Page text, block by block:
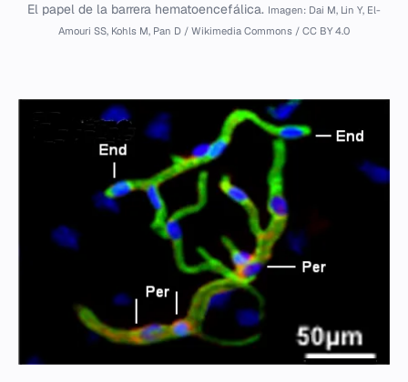
El papel de la barrera hematoencefálica. Imagen: Dai M, Lin Y, El-
Amouri SS, Kohls M, Pan D / Wikimedia Commons / CC BY 4.0